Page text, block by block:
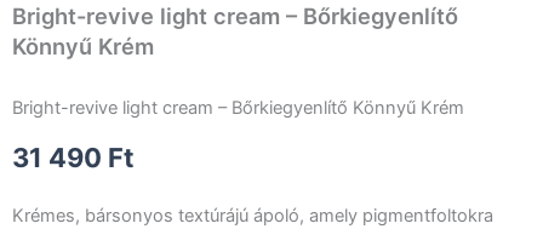
Bright-revive light cream – Bőrkiegyenlítő
Könnyű Krém
Bright-revive light cream – Bőrkiegyenlítő Könnyű Krém
31 490 Ft
Krémes, bársonyos textúrájú ápoló, amely pigmentfoltokra